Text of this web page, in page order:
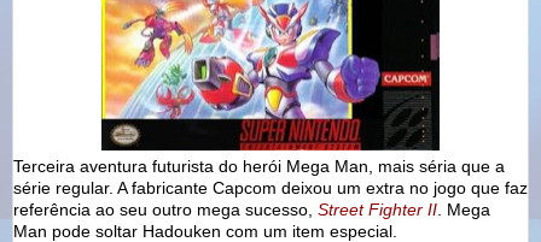
Terceira aventura futurista do herói Mega Man, mais séria que a
série regular. A fabricante Capcom deixou um extra no jogo que faz
referência ao seu outro mega sucesso, Street Fighter II . Mega
Man pode soltar Hadouken com um item especial.